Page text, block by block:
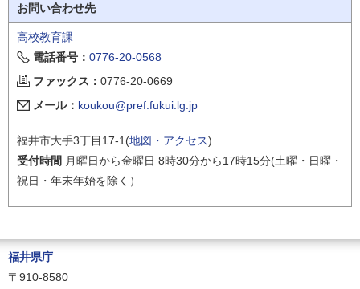
お問い合わせ先
高校教育課
電話番号： 0776-20-0568
ファックス： 0776-20-0669
メール： koukou@pref.fukui.lg.jp
福井市大手3丁目17-1(地図・アクセス)
受付時間 月曜日から金曜日 8時30分から17時15分(土曜・日曜・
祝日・年末年始を除く）
福井県庁
〒910-8580